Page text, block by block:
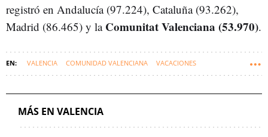
registró en Andalucía (97.224), Cataluña (93.262),
Madrid (86.465) y laComunitat Valenciana (53.970).
VALENCIA COMUNIDAD VALENCIANA VACACIONES
MÁS EN VALENCIA